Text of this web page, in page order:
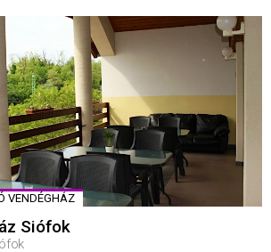
VENDÉGHÁZ
Siófok